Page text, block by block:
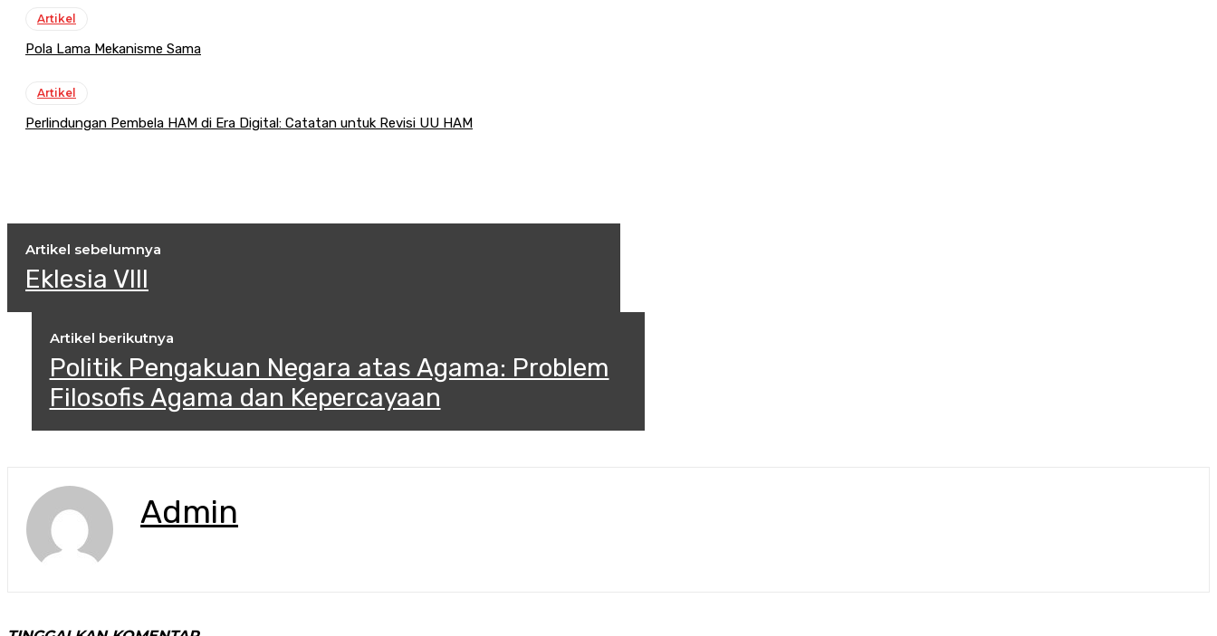
Artikel
Pola Lama Mekanisme Sama
Artikel
Perlindungan Pembela HAM di Era Digital: Catatan untuk Revisi UU HAM
Artikel sebelumnya
Eklesia VIII
Artikel berikutnya
Politik Pengakuan Negara atas Agama: Problem
Filosofis Agama dan Kepercayaan
Admin